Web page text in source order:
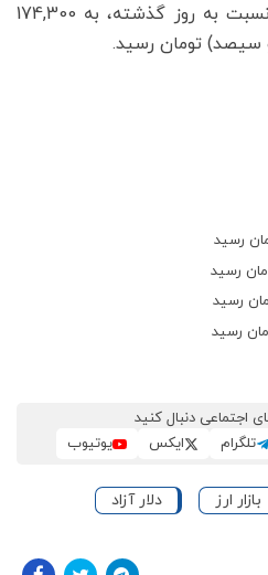
قیمت دلار امروز با کاهش نسبت به روز گذشته، به 174,300
سیصد) تومان رسید.
اجتماعی دنبال کنید
تلگرام ایکس یوتیوب
بازار ارز دلار آزاد